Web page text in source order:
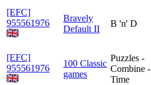
[EFC]
955561976
Bravely
Default II
B 'n' D
[EFC]
955561976
100 Classic
games
Puzzles -
Combine -
Time